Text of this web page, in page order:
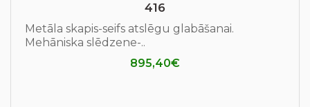
416
Metāla skapis-seifs atslēgu glabāšanai.
Mehāniska slēdzene-..
895,40€